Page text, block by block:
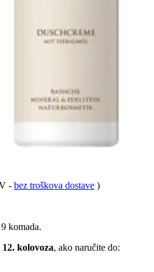
- bez troškova dostave )
komada.
kolovoza, ako naručite do: